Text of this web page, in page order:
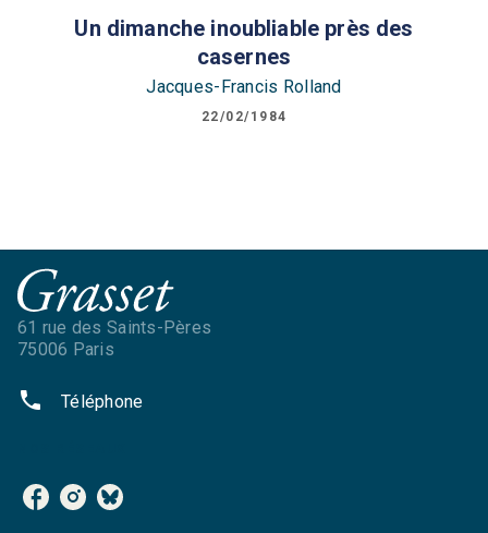
Un dimanche inoubliable près des
casernes
Jacques-Francis Rolland
22/02/1984
61 rue des Saints-Pères
75006 Paris
phone Téléphone